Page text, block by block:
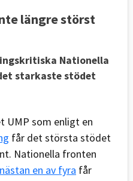
längre störst
Nationella
starkaste stödet
UMP som enligt en
får det största stödet
Nationella fronten
en av fyra får